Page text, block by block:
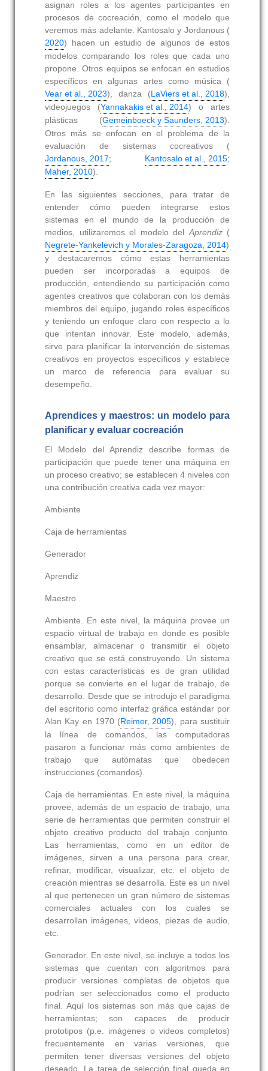
asignan roles a los agentes participantes en
procesos de cocreación, como el modelo que
veremos más adelante. Kantosalo y Jordanous (
2020) hacen un estudio de algunos de estos
modelos comparando los roles que cada uno
propone. Otros equipos se enfocan en estudios
específicos en algunas artes como música (
Vear et al., 2023), danza (LaViers et al., 2018),
videojuegos (Yannakakis et al., 2014) o artes
plásticas (Gemeinboeck y Saunders, 2013).
Otros más se enfocan en el problema de la
evaluación de sistemas cocreativos (
Jordanous, 2017; Kantosalo et al., 2015;
Maher, 2010).
En las siguientes secciones, para tratar de
entender cómo pueden integrarse estos
sistemas en el mundo de la producción de
medios, utilizaremos el modelo delAprendiz(
Negrete-Yankelevich y Morales-Zaragoza, 2014)
y destacaremos cómo estas herramientas
pueden ser incorporadas a equipos de
producción, entendiendo su participación como
agentes creativos que colaboran con los demás
miembros del equipo, jugando roles específicos
y teniendo un enfoque claro con respecto a lo
que intentan innovar. Este modelo, además,
sirve para planificar la intervención de sistemas
creativos en proyectos específicos y establece
un marco de referencia para evaluar su
desempeño.
Aprendices y maestros: un modelo para
planificar y evaluar cocreación
El Modelo del Aprendiz describe formas de
participación que puede tener una máquina en
un proceso creativo; se establecen 4 niveles con
una contribución creativa cada vez mayor:
Ambiente
Caja de herramientas
Generador
Aprendiz
Maestro
Ambiente. En este nivel, la máquina provee un
espacio virtual de trabajo en donde es posible
ensamblar, almacenar o transmitir el objeto
creativo que se está construyendo. Un sistema
con estas características es de gran utilidad
porque se convierte en el lugar de trabajo, de
desarrollo. Desde que se introdujo el paradigma
del escritorio como interfaz gráfica estándar por
Alan Kay en 1970 (Reimer, 2005), para sustituir
la línea de comandos, las computadoras
pasaron a funcionar más como ambientes de
trabajo que autómatas que obedecen
instrucciones (comandos).
Caja de herramientas. En este nivel, la máquina
provee, además de un espacio de trabajo, una
serie de herramientas que permiten construir el
objeto creativo producto del trabajo conjunto.
Las herramientas, como en un editor de
imágenes, sirven a una persona para crear,
refinar, modificar, visualizar, etc. el objeto de
creación mientras se desarrolla. Este es un nivel
al que pertenecen un gran número de sistemas
comerciales actuales con los cuales se
desarrollan imágenes, videos, piezas de audio,
etc.
Generador. En este nivel, se incluye a todos los
sistemas que cuentan con algoritmos para
producir versiones completas de objetos que
podrían ser seleccionados como el producto
final. Aquí los sistemas son más que cajas de
herramientas; son capaces de producir
prototipos (p.e. imágenes o videos completos)
frecuentemente en varias versiones, que
permiten tener diversas versiones del objeto
deseado. La tarea de selección final queda en